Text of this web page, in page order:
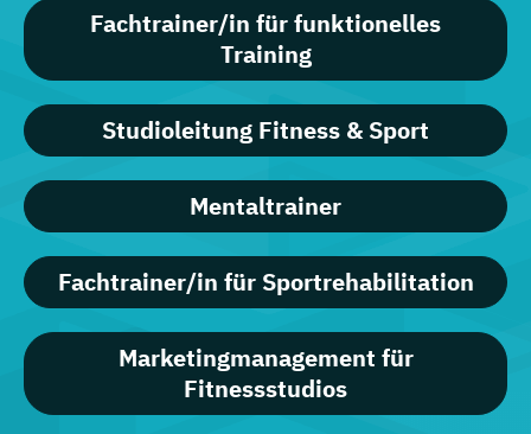
Fachtrainer/in für funktionelles
Training
Studioleitung Fitness & Sport
Mentaltrainer
Fachtrainer/in für Sportrehabilitation
Marketingmanagement für
Fitnessstudios